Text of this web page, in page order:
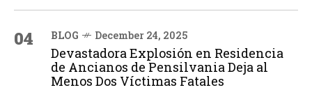
04 BLOG December 24, 2025
Devastadora Explosión en Residencia
de Ancianos de Pensilvania Deja al
Menos Dos Víctimas Fatales